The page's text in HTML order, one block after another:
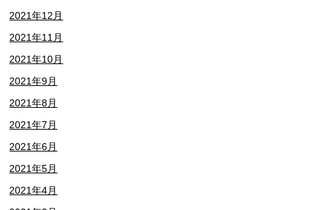
2021年12月
2021年11月
2021年10月
2021年9月
2021年8月
2021年7月
2021年6月
2021年5月
2021年4月